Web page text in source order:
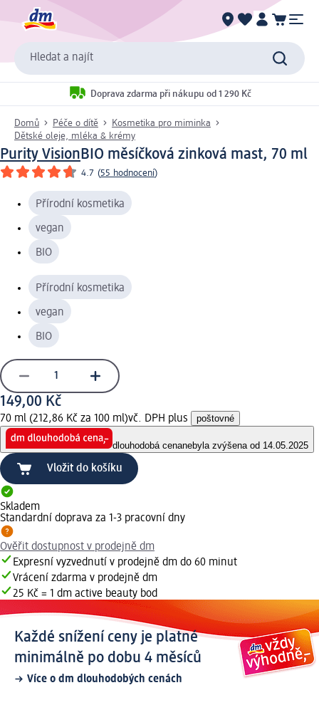
Hledat a najít
Doprava zdarma při nákupu od 1 290 Kč
Domů Péče o dítě
Kosmetika pro miminka
Dětské oleje, mléka & krémy
Purity VisionBIO měsíčková zinková mast, 70 ml
4.7 (55 hodnocení)
Přírodní kosmetika
vegan
BIO
Přírodní kosmetika
vegan
BIO
149,00 Kč
70 ml (212,86 Kč za 100 ml)vč. DPH plus poštovné
dlouhodobá cenanebyla zvýšena od 14.05.2025
Vložit do košíku
Skladem
Standardní doprava za 1-3 pracovní dny
Ověřit dostupnost v prodejně dm
Expresní vyzvednutí v prodejně dm do 60 minut
Vrácení zdarma v prodejně dm
25 Kč = 1 dm active beauty bod
Každé snížení ceny je platné
minimálně po dobu 4 měsíců
Více o dm dlouhodobých cenách